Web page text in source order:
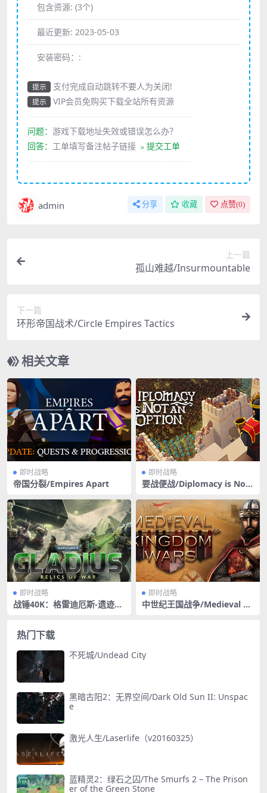
包含资源: (3个)
最近更新: 2023-05-03
安装密码：:
提示 支付完成自动跳转不要人为关闭!
提示
VIP会员免购买下载全站所有资源
问题： 游戏下载地址失效或错误怎么办？
回答： 工单填写备注帖子链接 ﹥提交工单
admin 分享 收藏 点赞(0)
上一篇
孤山难越/Insurmountable
下一篇
环形帝国战术/Circle Empires Tactics
相关文章
即时战略
帝国分裂/Empires Apart
即时战略
要战便战/Diplomacy is Not
即时战略
战锤40K：格雷迪厄斯-遗迹之
即时战略
中世纪王国战争/Medieval Ki
热门下载
不死城/Undead City
黑暗古阳2：无界空间/Dark Old Sun II: Unspac
e
激光人生/Laserlife（v20160325）
蓝精灵2：绿石之囚/The Smurfs 2 – The Prison
er of the Green Stone